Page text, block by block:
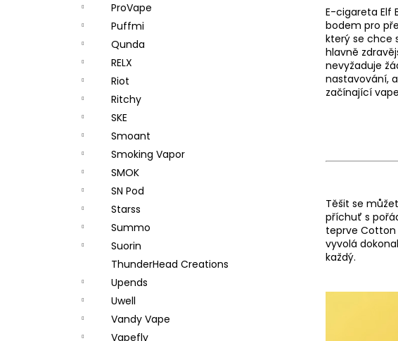
ProVape
Puffmi
Qunda
RELX
Riot
Ritchy
SKE
Smoant
Smoking Vapor
SMOK
SN Pod
Starss
Summo
Suorin
ThunderHead Creations
Upends
Uwell
Vandy Vape
Vapefly
E-cigareta Elf
bodem pro
který se chce
hlavně
nevyžaduje
nastavování,
začínající
Těšit se
příchuť s
teprve Cotton
vyvolá
každý.